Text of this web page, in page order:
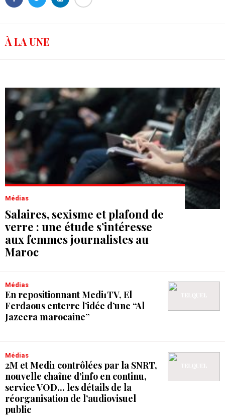
À LA UNE
Médias
Salaires, sexisme et plafond de
verre : une étude s’intéresse
aux femmes journalistes au
Maroc
Médias
En repositionnant Medi1TV, El
Ferdaous enterre l’idée d’une “Al
Jazeera marocaine”
Médias
2M et Medi1 contrôlées par la SNRT,
nouvelle chaîne d’info en continu,
service VOD... les détails de la
réorganisation de l’audiovisuel
public